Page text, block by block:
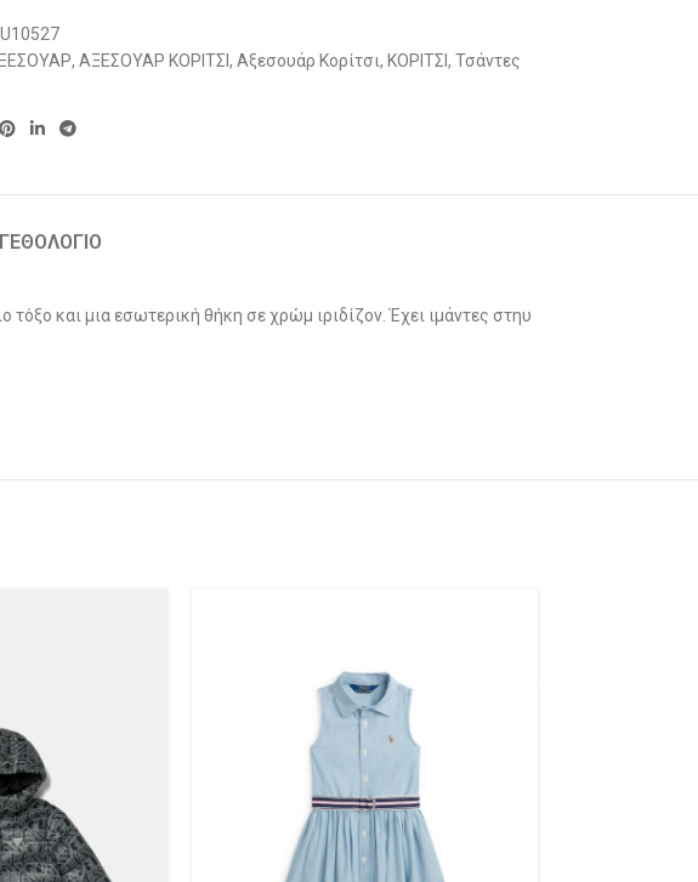
U10527
, ΑΞΕΣΟΥΑΡ ΚΟΡΙΤΣΙ , Αξεσουάρ Κορίτσι, ΚΟΡΙΤΣΙ , Τσάντες
και μια εσωτερική θήκη σε χρώμ ιριδίζον. Έχει ιμάντες στηυ